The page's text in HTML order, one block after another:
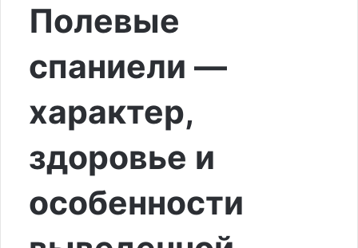
Полевые
спаниели —
характер,
здоровье и
особенности